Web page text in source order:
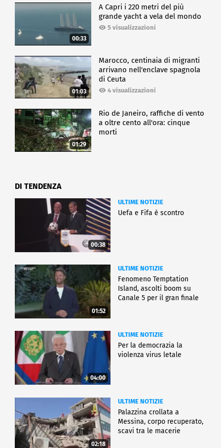
00:33
A Capri i 220 metri del più
grande yacht a vela del mondo
5 visualizzazioni
01:03
Marocco, centinaia di migranti
arrivano nell'enclave spagnola
di Ceuta
4 visualizzazioni
01:29
Rio de Janeiro, raffiche di vento
a oltre cento all'ora: cinque
morti
DI TENDENZA
00:38
ULTIME NOTIZIE
Uefa e Fifa è scontro
01:52
ULTIME NOTIZIE
Fenomeno Temptation
Island, ascolti boom su
Canale 5 per il gran finale
04:00
ULTIME NOTIZIE
Per la democrazia la
violenza virus letale
02:18
ULTIME NOTIZIE
Palazzina crollata a
Messina, corpo recuperato,
scavi tra le macerie